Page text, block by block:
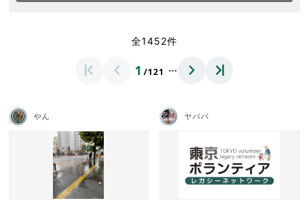
全1452件
1 /121 …
やん ヤパパ